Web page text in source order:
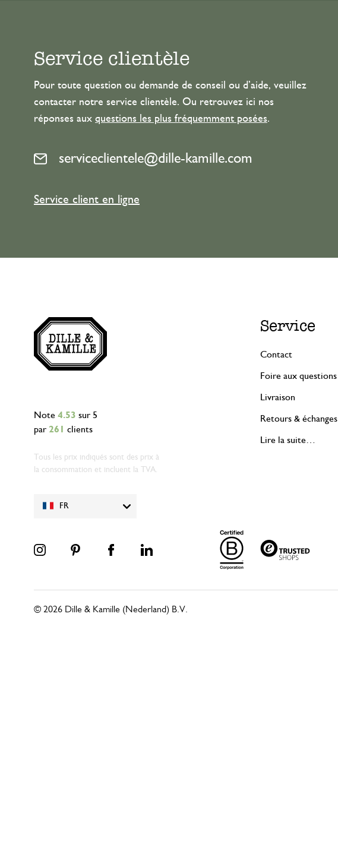
Service clientèle
Pour toute question ou demande de conseil ou d’aide, veuillez
contacter notre service clientèle. Ou retrouvez ici nos
réponses aux questions les plus fréquemment posées.
serviceclientele@dille-kamille.com
Service client en ligne
FR
Note 4.53 sur 5
par 261 clients
Tous les prix indiqués sont des prix à
la consommation et incluent la TVA.
Service
Contact
Foire aux questions
Livraison
Retours & échanges
Lire la suite…
© 2026 Dille & Kamille (Nederland) B.V.